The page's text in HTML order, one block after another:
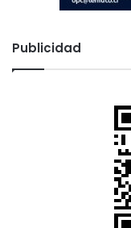
Publicidad